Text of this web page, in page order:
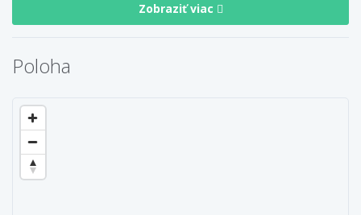
Zobraziť viac
Poloha